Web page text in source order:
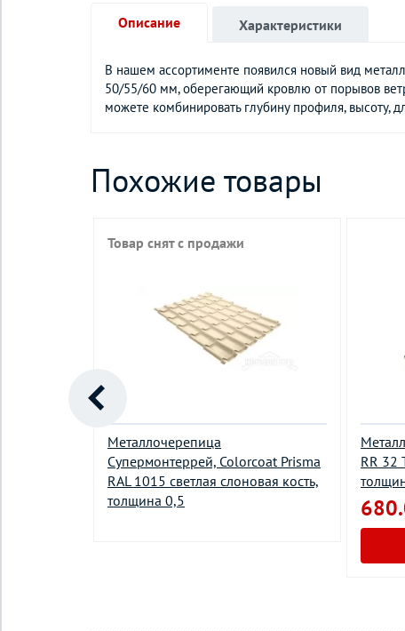
Описание
В нашем ассортименте появился новый вид
50/55/60 мм, оберегающий кровлю от порывов
можете комбинировать глубину профиля, высоту,
Характеристики
Похожие товары
Металлочерепица
Супермонтеррей, Colorcoat Prisma
RAL 1015 светлая слоновая кость,
толщина 0,5
Товар снят с продажи
RR 32